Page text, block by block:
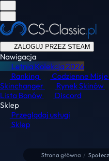
ZALOGUJ PRZEZ STEAM
Nawigacja
Letnia Kolekcja2026
Ranking
Codzienne Misje
Skinchanger
Rynek Skinów
Lista Banów
Discord
Sklep
Przeglądaj usługi
Sklep
Strona główna /